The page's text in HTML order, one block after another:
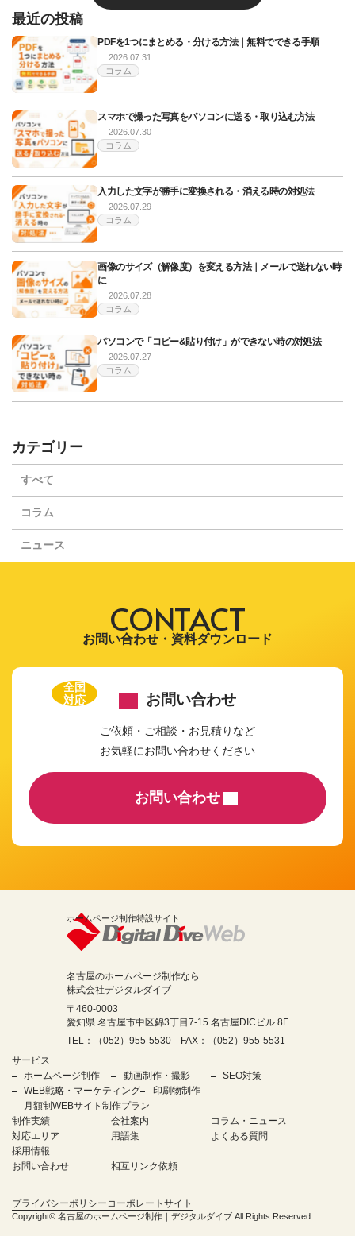
最近の投稿
PDFを1つにまとめる・分ける方法｜無料でできる手順
2026.07.31
コラム
スマホで撮った写真をパソコンに送る・取り込む方法
2026.07.30
コラム
入力した文字が勝手に変換される・消える時の対処法
2026.07.29
コラム
画像のサイズ（解像度）を変える方法｜メールで送れない時
に
2026.07.28
コラム
パソコンで「コピー&貼り付け」ができない時の対処法
2026.07.27
コラム
カテゴリー
すべて
コラム
ニュース
CONTACT
お問い合わせ・資料ダウンロード
全国
対応
お問い合わせ
ご依頼・ご相談・お見積りなど
お気軽にお問い合わせください
お問い合わせ
ホームページ制作特設サイト
名古屋のホームページ制作なら
株式会社デジタルダイブ
〒460-0003
愛知県 名古屋市中区錦3丁目7-15 名古屋DICビル 8F
TEL：（052）955-5530 FAX：（052）955-5531
サービス
ホームページ制作
動画制作・撮影
SEO対策
WEB戦略・マーケティング
印刷物制作
月額制WEBサイト制作プラン
制作実績
会社案内
コラム・ニュース
対応エリア
用語集
よくある質問
採用情報
お問い合わせ
相互リンク依頼
プライバシーポリシーコーポレートサイト
Copyright© 名古屋のホームページ制作｜デジタルダイブ All Rights Reserved.